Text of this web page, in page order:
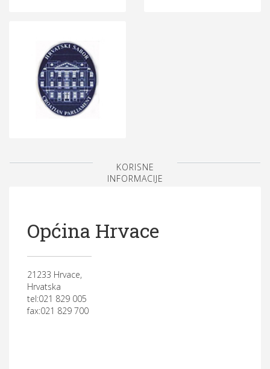
KORISNE
INFORMACIJE
Općina Hrvace
21233 Hrvace,
Hrvatska
tel:021 829 005
fax:021 829 700